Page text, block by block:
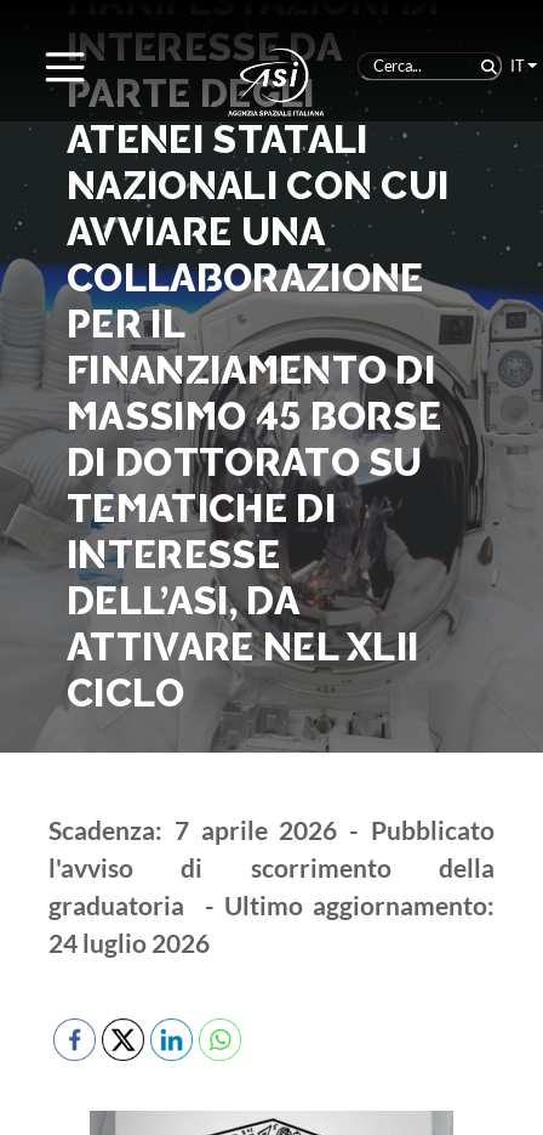
IT
INTERESSE DA
PARTE DEGLI
ATENEI STATALI
NAZIONALI CON CUI
AVVIARE UNA
COLLABORAZIONE
PER IL
FINANZIAMENTO DI
MASSIMO 45 BORSE
DI DOTTORATO SU
TEMATICHE DI
INTERESSE
DELL’ASI, DA
ATTIVARE NEL XLII
CICLO
Scadenza: 7 aprile 2026 - Pubblicato
l'avviso di scorrimento della
graduatoria - Ultimo aggiornamento:
24 luglio 2026